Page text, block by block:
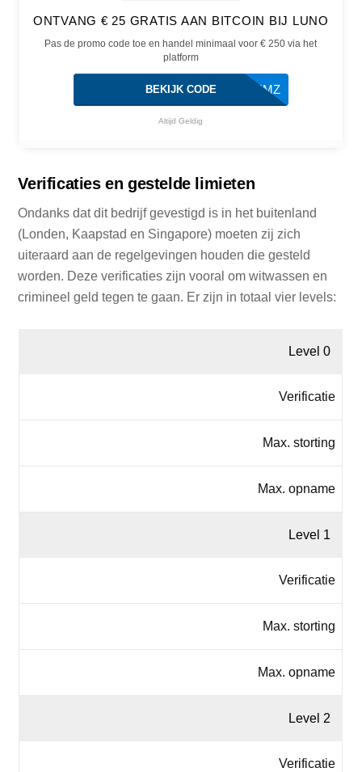
ONTVANG € 25 GRATIS AAN BITCOIN BIJ LUNO
Pas de promo code toe en handel minimaal voor € 250 via het
platform
BTE4MZ
BEKIJK CODE
Altijd Geldig
Verificaties en gestelde limieten
Ondanks dat dit bedrijf gevestigd is in het buitenland
(Londen, Kaapstad en Singapore) moeten zij zich
uiteraard aan de regelgevingen houden die gesteld
worden. Deze verificaties zijn vooral om witwassen en
crimineel geld tegen te gaan. Er zijn in totaal vier levels:
Level 0
Verificatie
Max. storting
Max. opname
Level 1
Verificatie
Max. storting
Max. opname
Level 2
Verificatie